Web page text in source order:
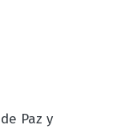
Paz y